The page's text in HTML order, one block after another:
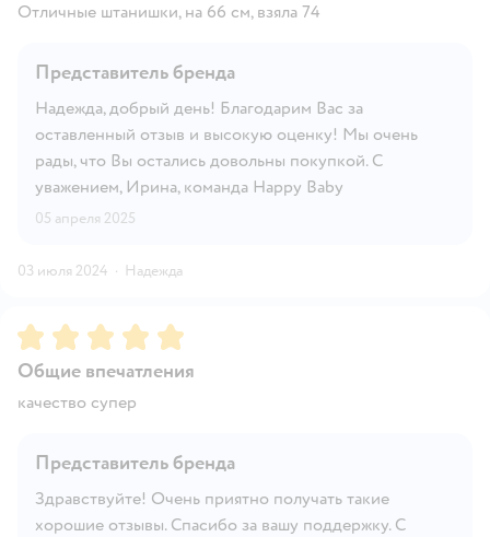
Отличные штанишки, на 66 см, взяла 74
Представитель бренда
Надежда, добрый день! Благодарим Вас за
оставленный отзыв и высокую оценку! Мы очень
рады, что Вы остались довольны покупкой. С
уважением, Ирина, команда Happy Baby
05 апреля 2025
03 июля 2024 · Надежда
Рейтинг:5
Общие впечатления
качество супер
Представитель бренда
Здравствуйте! Очень приятно получать такие
хорошие отзывы. Спасибо за вашу поддержку. С